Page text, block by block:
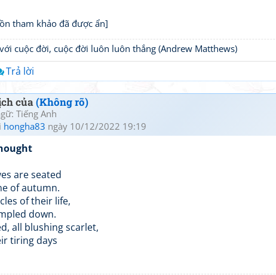
tham khảo đã được ẩn]
cuộc đời, cuộc đời luôn luôn thắng (Andrew Matthews)
Trả lời
của(Không rõ)
Tiếng Anh
hongha83 ngày 10/12/2022 19:19
are seated
of autumn.
of their life,
down.
all blushing scarlet,
tiring days